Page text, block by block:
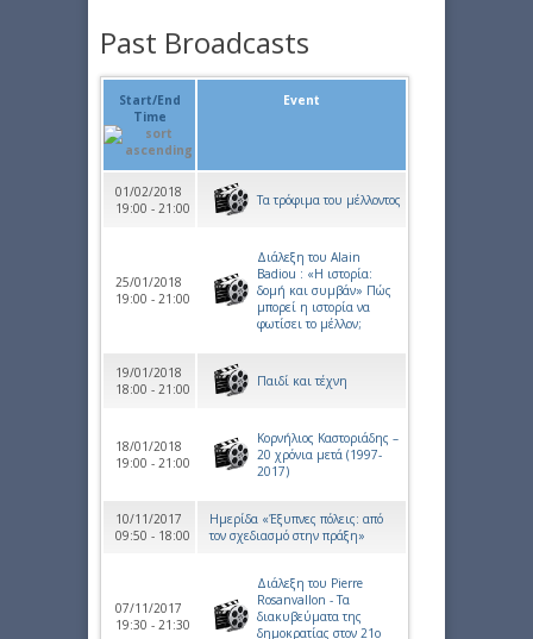
Past Broadcasts
Start/End
Time
Event
01/02/2018
19:00 - 21:00
Τα τρόφιμα του μέλλοντος
25/01/2018
19:00 - 21:00
Διάλεξη του Αlain
Βadiou : «Η ιστορία:
δομή και συμβάν» Πώς
μπορεί η ιστορία να
φωτίσει το μέλλον;
19/01/2018
18:00 - 21:00
Παιδί και τέχνη
18/01/2018
19:00 - 21:00
Κορνήλιος Καστοριάδης –
20 χρόνια μετά (1997-
2017)
10/11/2017
09:50 - 18:00
Ημερίδα «Έξυπνες πόλεις: από
τον σχεδιασμό στην πράξη»
07/11/2017
19:30 - 21:30
Διάλεξη του Pierre
Rosanvallon - Τα
διακυβεύματα της
δημοκρατίας στον 21ο